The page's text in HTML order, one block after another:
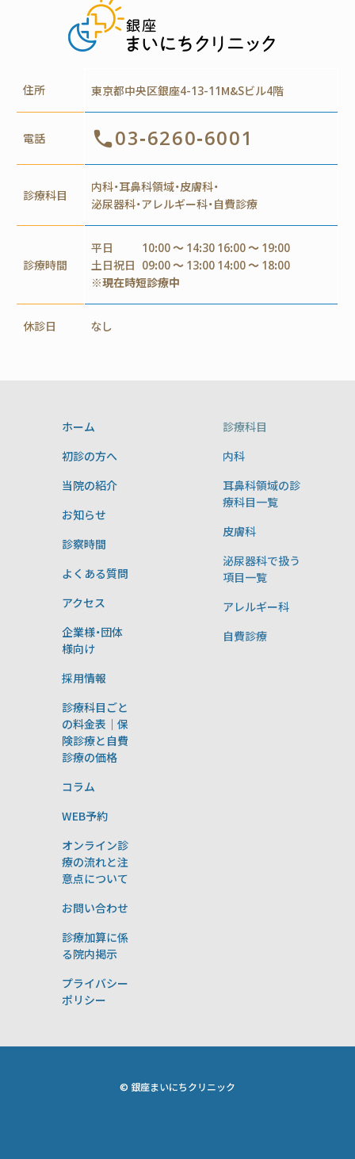
住所 東京都中央区銀座4-13-11M&Sビル4階
電話 03-6260-6001
診療科目
内科・耳鼻科領域・皮膚科・
泌尿器科・アレルギー科・自費診療
診療時間
平日
10:00 ～ 14:30 16:00 ～ 19:00
土日祝日 09:00 ～ 13:00 14:00 ～ 18:00
※現在時短診療中
休診日 なし
ホーム
初診の方へ
当院の紹介
お知らせ
診察時間
よくある質問
アクセス
企業様・団体
様向け
採用情報
診療科目ごと
の料金表｜保
険診療と自費
診療の価格
コラム
WEB予約
オンライン診
療の流れと注
意点について
お問い合わせ
診療加算に係
る院内掲示
プライバシー
ポリシー
診療科目
内科
耳鼻科領域の診
療科目一覧
皮膚科
泌尿器科で扱う
項目一覧
アレルギー科
自費診療
© 銀座まいにちクリニック